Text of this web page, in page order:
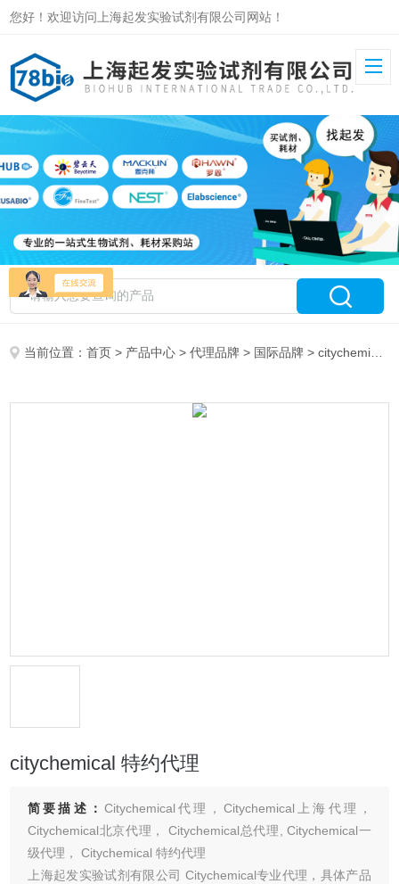
您好！欢迎访问上海起发实验试剂有限公司网站！
当前位置：首页 > 产品中心 >代理品牌 > 国际品牌 > citychemical 特约代理
citychemical 特约代理
简要描述： Citychemical代理，Citychemical上海代理，
Citychemical北京代理， Citychemical总代理, Citychemical一
级代理， Citychemical 特约代理
上海起发实验试剂有限公司 Citychemical专业代理，具体产品